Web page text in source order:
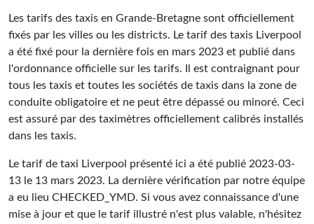
Les tarifs des taxis en Grande-Bretagne sont officiellement
fixés par les villes ou les districts. Le tarif des taxis Liverpool
a été fixé pour la dernière fois en mars 2023 et publié dans
l'ordonnance officielle sur les tarifs. Il est contraignant pour
tous les taxis et toutes les sociétés de taxis dans la zone de
conduite obligatoire et ne peut être dépassé ou minoré. Ceci
est assuré par des taximètres officiellement calibrés installés
dans les taxis.
Le tarif de taxi Liverpool présenté ici a été publié 2023-03-
13 le 13 mars 2023. La dernière vérification par notre équipe
a eu lieu CHECKED_YMD. Si vous avez connaissance d'une
mise à jour et que le tarif illustré n'est plus valable, n'hésitez